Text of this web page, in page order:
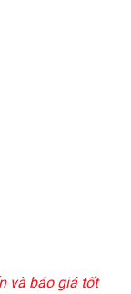
và báo giá tốt